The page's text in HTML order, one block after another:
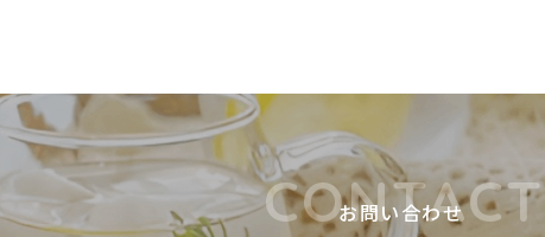
CONTACT
お問い合わせ